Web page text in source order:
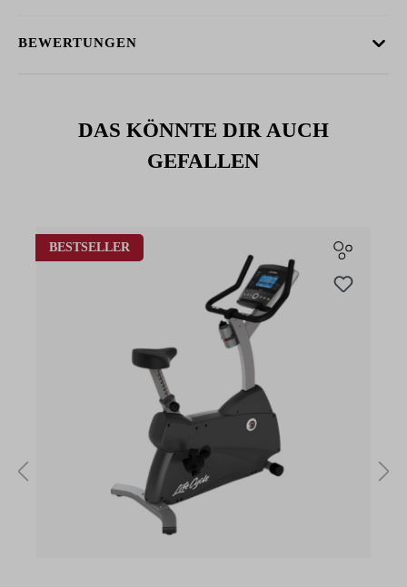
BEWERTUNGEN
DAS KÖNNTE DIR AUCH
GEFALLEN
Produktgalerie überspringen
BESTSELLER